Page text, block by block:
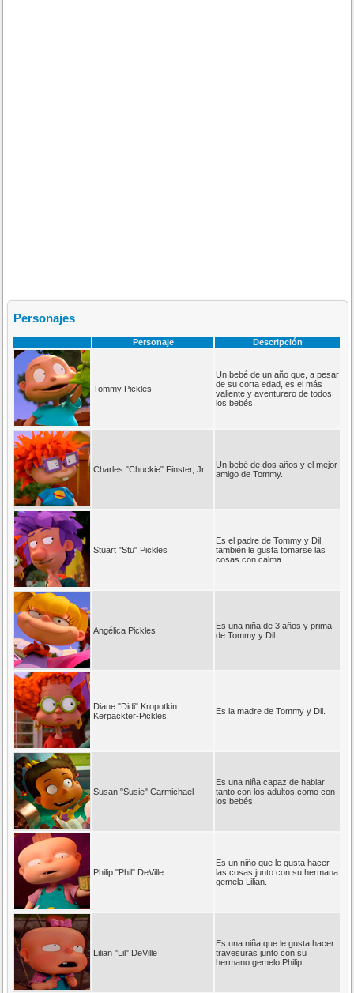
Personajes
Personaje Descripción
Tommy Pickles
Un bebé de un año que, a pesar
de su corta edad, es el más
valiente y aventurero de todos
los bebés.
Charles "Chuckie" Finster, Jr
Un bebé de dos años y el mejor
amigo de Tommy.
Stuart "Stu" Pickles
Es el padre de Tommy y Dil,
también le gusta tomarse las
cosas con calma.
Angélica Pickles
Es una niña de 3 años y prima
de Tommy y Dil.
Diane "Didi" Kropotkin
Kerpackter-Pickles
Es la madre de Tommy y Dil.
Susan "Susie" Carmichael
Es una niña capaz de hablar
tanto con los adultos como con
los bebés.
Philip "Phil" DeVille
Es un niño que le gusta hacer
las cosas junto con su hermana
gemela Lilian.
Lilian "Lil" DeVille
Es una niña que le gusta hacer
travesuras junto con su
hermano gemelo Philip.